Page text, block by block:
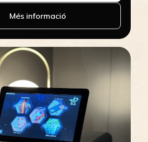
Més informació